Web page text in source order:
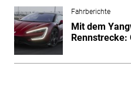
Fahrberichte
Mit dem